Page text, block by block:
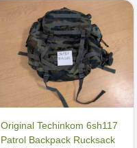
Original Techinkom 6sh117
Patrol Backpack Rucksack